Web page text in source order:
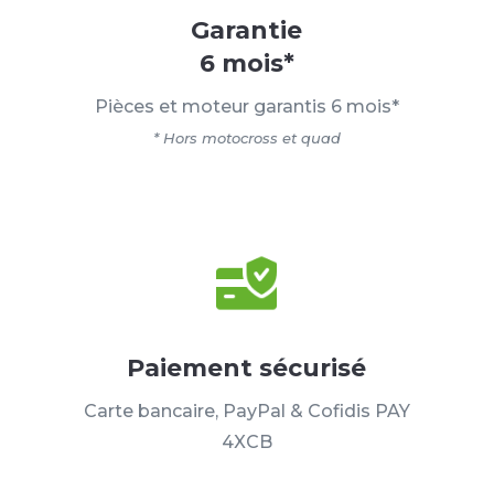
Garantie
6 mois*
Pièces et moteur garantis 6 mois*
* Hors motocross et quad
Paiement sécurisé
Carte bancaire, PayPal & Cofidis PAY
4XCB